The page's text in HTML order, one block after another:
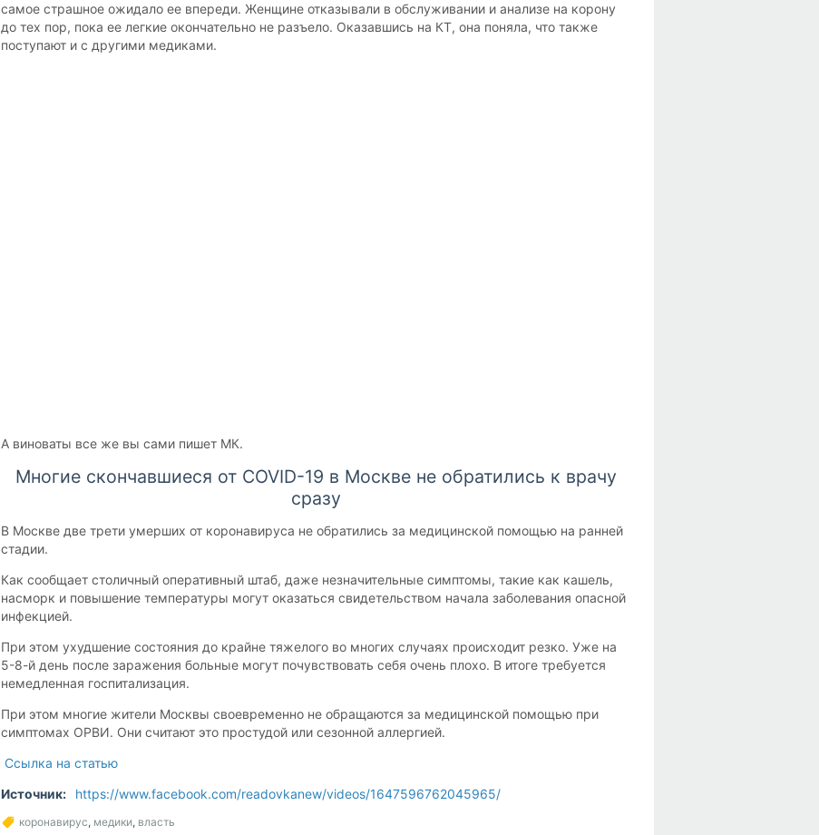
самое страшное ожидало ее впереди. Женщине отказывали в обслуживании и анализе на корону
до тех пор, пока ее легкие окончательно не разъело. Оказавшись на КТ, она поняла, что также
поступают и с другими медиками.
А виноваты все же вы сами пишет МК.
Многие скончавшиеся от COVID-19 в Москве не обратились к врачу
сразу
В Москве две трети умерших от коронавируса не обратились за медицинской помощью на ранней
стадии.
Как сообщает столичный оперативный штаб, даже незначительные симптомы, такие как кашель,
насморк и повышение температуры могут оказаться свидетельством начала заболевания опасной
инфекцией.
При этом ухудшение состояния до крайне тяжелого во многих случаях происходит резко. Уже на
5-8-й день после заражения больные могут почувствовать себя очень плохо. В итоге требуется
немедленная госпитализация.
При этом многие жители Москвы своевременно не обращаются за медицинской помощью при
симптомах ОРВИ. Они считают это простудой или сезонной аллергией.
Ссылка на статью
Источник:
https://www.facebook.com/readovkanew/videos/1647596762045965/
коронавирус, медики, власть